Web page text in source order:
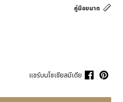
คู่มือขนาด
แชร์บนโซเชียลมีเดีย